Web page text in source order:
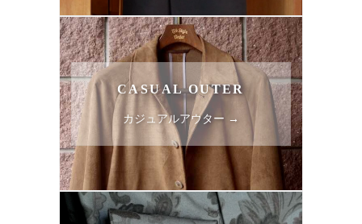
CASUAL OUTER
カジュアルアウター →